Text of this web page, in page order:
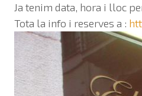
Ja tenim data, hora i lloc
Tota la info i reserves a :